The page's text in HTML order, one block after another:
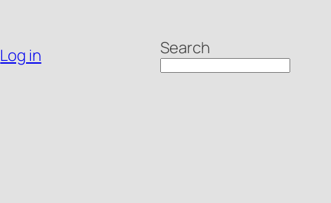
Log in Search